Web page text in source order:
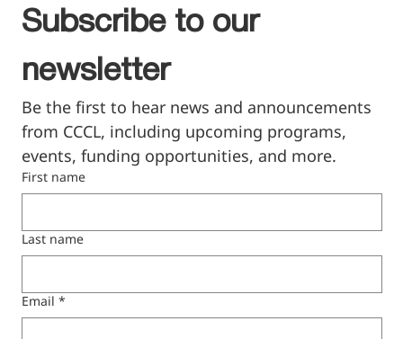
Subscribe to our
newsletter
Be the first to hear news and announcements
from CCCL, including upcoming programs,
events, funding opportunities, and more.
First name
Last name
Email *